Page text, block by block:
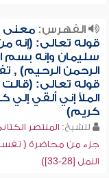
الفهرس:معنى
قوله تعالى: (إنه
سليمان وإنه بسم
الرحمن الرحيم) ,
قوله تعالى: (قالت
الملأ إني ألقي إلي
كريم)
للشيخ: المنتصر
جزء من محاضرة (
النمل [28-33])